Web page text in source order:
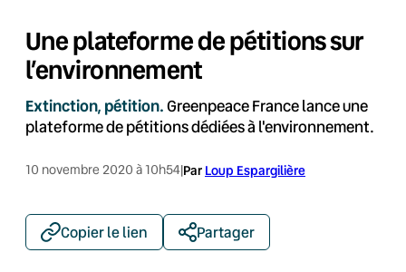
Une plateforme de pétitions sur
l’environnement
Extinction, pétition.Greenpeace France lance une
plateforme de pétitions dédiées à l'environnement.
10 novembre 2020 à 10h54|Par Loup Espargilière
Copier le lien Partager